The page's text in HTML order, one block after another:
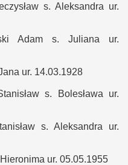
s. Aleksandra ur.
Adam s. Juliana ur.
ur. 14.03.1928
s. Bolesława ur.
s. Aleksandra ur.
ur. 05.05.1955